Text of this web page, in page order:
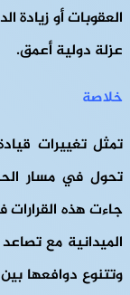
العقوبات أو زيادة
عزلة دولية أعمق.
خلاصة
تحول في مسار
جاءت هذه
الميدانية مع
وتتنوع دوافعها